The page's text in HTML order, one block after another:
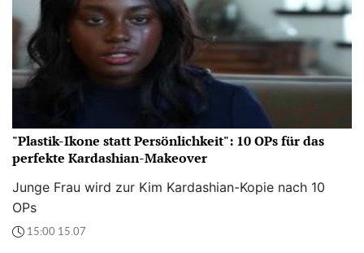
"Plastik-Ikone statt Persönlichkeit": 10 OPs für das
perfekte Kardashian-Makeover
Junge Frau wird zur Kim Kardashian-Kopie nach 10
OPs
15:00 15.07